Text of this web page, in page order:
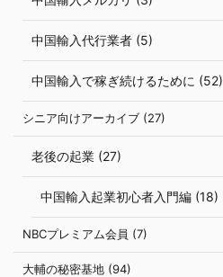
中国輸入代行業者 (5)
中国輸入で稼ぎ続けるために (52)
シニア向けアーカイブ (27)
老後の起業 (27)
中国輸入起業初心者入門編 (18)
NBCプレミアム会員 (7)
大輔の秘密基地 (94)